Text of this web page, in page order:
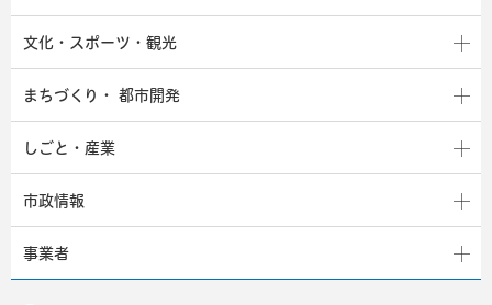
文化・スポーツ・観光
まちづくり・ 都市開発
しごと・産業
市政情報
事業者